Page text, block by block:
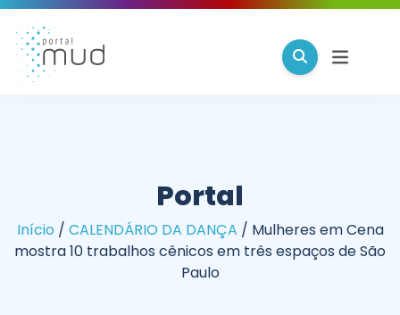
Portal
Início / CALENDÁRIO DA DANÇA / Mulheres em Cena
mostra 10 trabalhos cênicos em três espaços de São
Paulo